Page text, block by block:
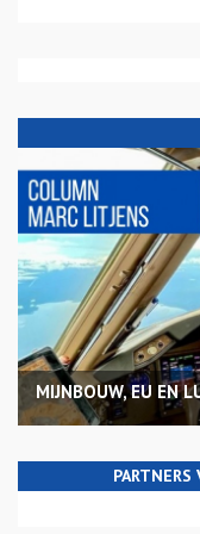
MIJNBOUW, EU EN